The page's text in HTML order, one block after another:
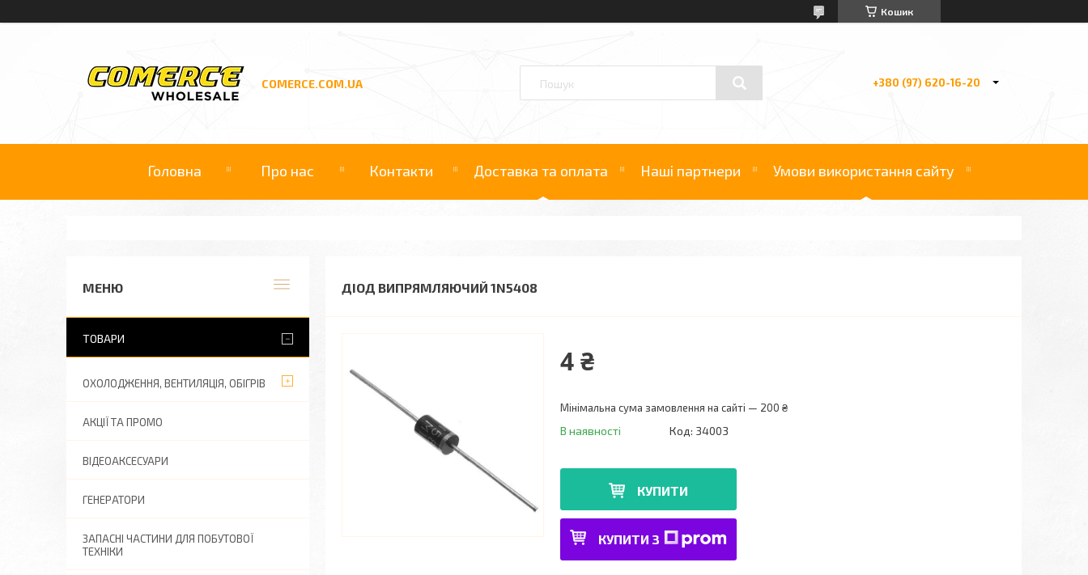
Кошик
COMERCE.COM.UA +380 (97) 620-16-20
Головна Про нас Контакти Доставка та оплата Наші партнери Умови використання сайту
ДІОД ВИПРЯМЛЯЮЧИЙ 1N5408
4 ₴
Мінімальна сума замовлення на сайті — 200 ₴
В наявності Код: 34003
КУПИТИ
КУПИТИ З
ТОВАРИ
ОХОЛОДЖЕННЯ, ВЕНТИЛЯЦІЯ, ОБІГРІВ
АКЦІЇ ТА ПРОМО
ВІДЕОАКСЕСУАРИ
ГЕНЕРАТОРИ
ЗАПАСНІ ЧАСТИНИ ДЛЯ ПОБУТОВОЇ
ТЕХНІКИ